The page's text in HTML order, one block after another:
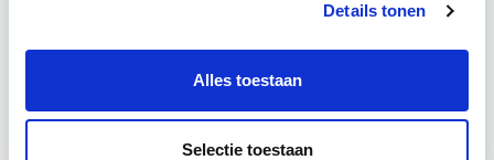
Details tonen
Alles toestaan
Selectie toestaan
Meer informatie